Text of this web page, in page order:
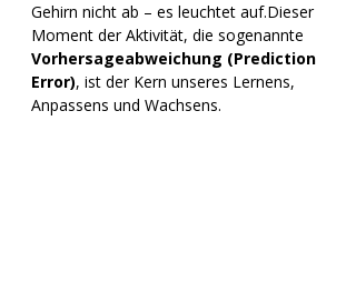
Gehirn nicht ab – es leuchtet auf.Dieser
Moment der Aktivität, die sogenannte
Vorhersageabweichung (Prediction
Error), ist der Kern unseres Lernens,
Anpassens und Wachsens.